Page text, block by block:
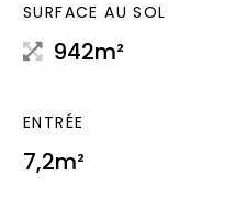
SURFACE AU SOL
942m²
ENTRÉE
7,2m²